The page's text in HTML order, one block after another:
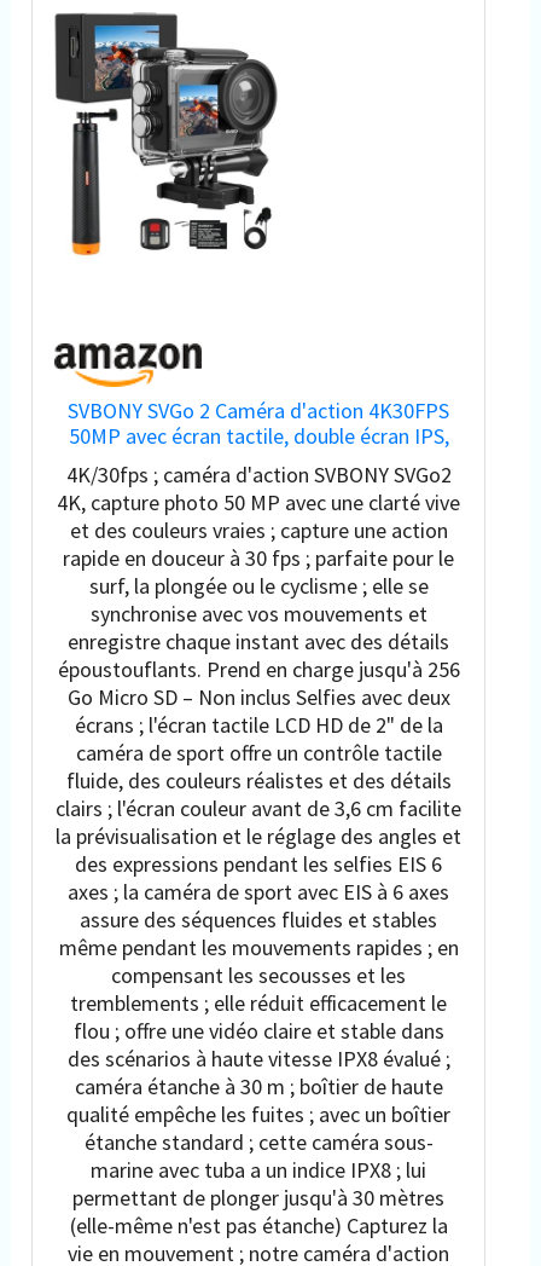
SVBONY SVGo 2 Caméra d'action 4K30FPS
50MP avec écran tactile, double écran IPS,
caméras de sport, caméras étanches, zoom
5x, avec perche à selfie flottante,
microphone filaire, 2 batteries, pour Vlog
4K/30fps ; caméra d'action SVBONY SVGo2
4K, capture photo 50 MP avec une clarté vive
et des couleurs vraies ; capture une action
rapide en douceur à 30 fps ; parfaite pour le
surf, la plongée ou le cyclisme ; elle se
synchronise avec vos mouvements et
enregistre chaque instant avec des détails
époustouflants. Prend en charge jusqu'à 256
Go Micro SD – Non inclus Selfies avec deux
écrans ; l'écran tactile LCD HD de 2" de la
caméra de sport offre un contrôle tactile
fluide, des couleurs réalistes et des détails
clairs ; l'écran couleur avant de 3,6 cm facilite
la prévisualisation et le réglage des angles et
des expressions pendant les selfies EIS 6
axes ; la caméra de sport avec EIS à 6 axes
assure des séquences fluides et stables
même pendant les mouvements rapides ; en
compensant les secousses et les
tremblements ; elle réduit efficacement le
flou ; offre une vidéo claire et stable dans
des scénarios à haute vitesse IPX8 évalué ;
caméra étanche à 30 m ; boîtier de haute
qualité empêche les fuites ; avec un boîtier
étanche standard ; cette caméra sous-
marine avec tuba a un indice IPX8 ; lui
permettant de plonger jusqu'à 30 mètres
(elle-même n'est pas étanche) Capturez la
vie en mouvement ; notre caméra d'action